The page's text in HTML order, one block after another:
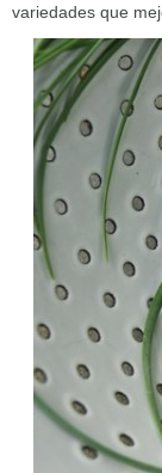
variedades que